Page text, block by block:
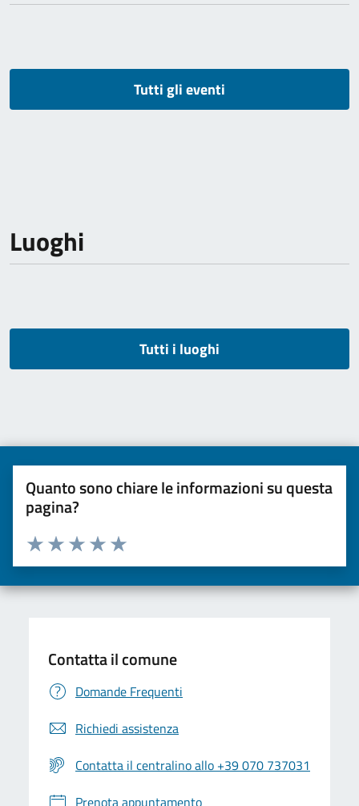
Tutti gli eventi
Luoghi
Tutti i luoghi
Quanto sono chiare le informazioni su questa
pagina?
Valuta da 1 a 5 stelle la pagina
Valuta 5 stelle su 5
Valuta 4 stelle su 5
Valuta 3 stelle su 5
Valuta 2 stelle su 5
Valuta una stella su 5
Contatta il comune
Domande Frequenti
Richiedi assistenza
Contatta il centralino allo +39 070 737031